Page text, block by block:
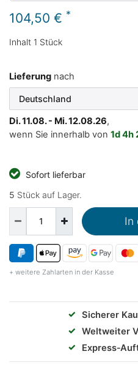
104,50 € *
Inhalt 1 Stück
Lieferung nach
Di. 11.08. - Mi. 12.08.26,
wenn Sie innerhalb von 1d4h
Sofort lieferbar
5 Stück auf Lager.
In
+ weitere Zahlarten in der Kasse
✓
Sicherer
✓
Weltweiter
✓